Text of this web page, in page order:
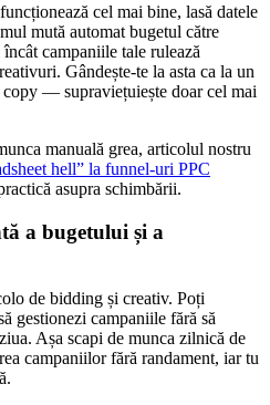
cel mai bine, lasă datele
mută automat bugetul către
campaniile tale rulează
Gândește-te la asta ca la un
— supraviețuiește doar cel mai
manuală grea, articolul nostru
hell” la funnel-uri PPC
asupra schimbării.
a bugetului și a
de bidding și creativ. Poți
gestionezi campaniile fără să
Așa scapi de munca zilnică de
campaniilor fără randament, iar tu